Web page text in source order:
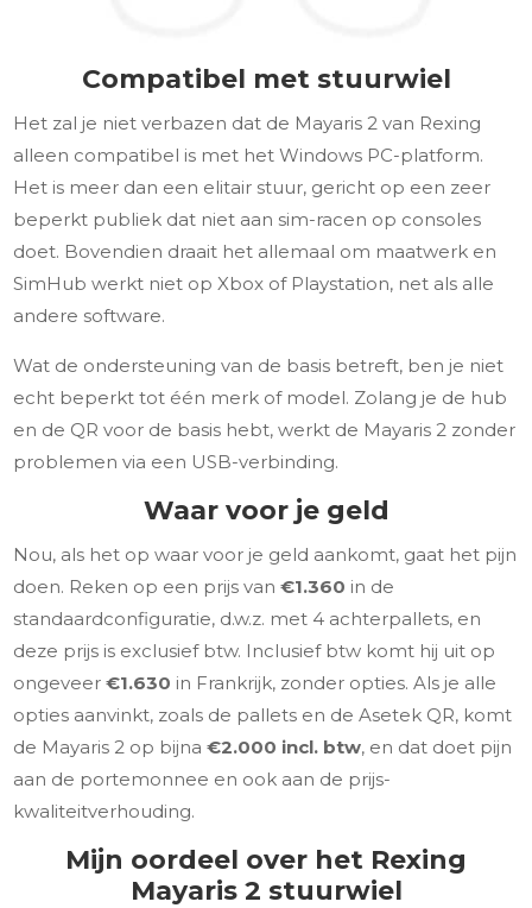
Compatibel met stuurwiel
Het zal je niet verbazen dat de Mayaris 2 van Rexing
alleen compatibel is met het Windows PC-platform.
Het is meer dan een elitair stuur, gericht op een zeer
beperkt publiek dat niet aan sim-racen op consoles
doet. Bovendien draait het allemaal om maatwerk en
SimHub werkt niet op Xbox of Playstation, net als alle
andere software.
Wat de ondersteuning van de basis betreft, ben je niet
echt beperkt tot één merk of model. Zolang je de hub
en de QR voor de basis hebt, werkt de Mayaris 2 zonder
problemen via een USB-verbinding.
Waar voor je geld
Nou, als het op waar voor je geld aankomt, gaat het pijn
doen. Reken op een prijs van€1.360 in de
standaardconfiguratie, d.w.z. met 4 achterpallets, en
deze prijs is exclusief btw. Inclusief btw komt hij uit op
ongeveer€1.630 in Frankrijk, zonder opties. Als je alle
opties aanvinkt, zoals de pallets en de Asetek QR, komt
de Mayaris 2 op bijna€2.000 incl. btw, en dat doet pijn
aan de portemonnee en ook aan de prijs-
kwaliteitverhouding.
Mijn oordeel over het Rexing
Mayaris 2 stuurwiel